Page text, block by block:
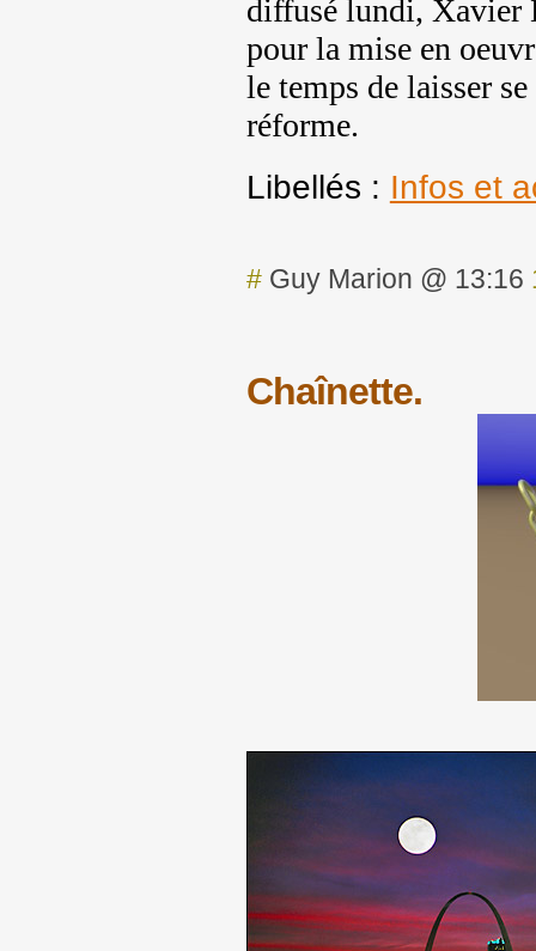
diffusé lundi, Xavier
pour la mise en
le temps de laisser
réforme.
Libellés : Infos et
#Guy Marion @ 13:16
Chaînette.